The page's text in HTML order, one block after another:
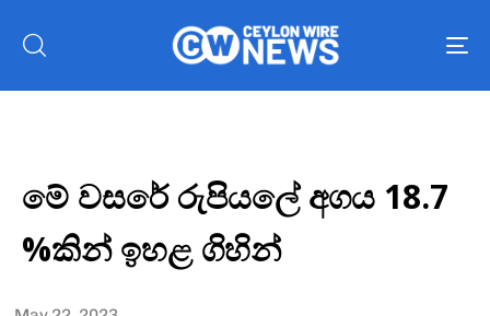
මේ වසරේ රුපියලේ අගය 18.7
%කින් ඉහළ ගිහින්